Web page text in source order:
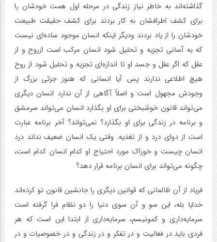
گذاشته‌اند به خاطر نیاز زندگی در مرحله اول همت خودشان را
برای کشف اطرافشان به کار بردند برای کشف حقیقت طبیعت
خودشان را از یاد بردند ودیگر اینکه انسان موجود ساده‌ای نیست
که به آسانی تجزیه و تحلیل شود انسان مرکب است ازروح و از
عقل که اگر عقل و جسد او تا اندازه‌ای تجزیه و تحلیل شود از روح
هیچ اطلاعی ندارند پس آیا انسانی که هنوز جزئی بزرگ از
وجودش مجهول است و اصلاً آگاهی از آن ندارد انسان دیگری
می‌تواند قانون خوشبختی برای او بگذارد انسان می‌تواند سرمشق
و برنامه در زندگی برای او بگذارد؟ نمی‌تواند؟ آخر برنامه عبارت
است از دوای درد و از تغذیه. وقتی یک انسان ضعیف نداند درد
انسان چیست و خوراک مورد احتیاج او کدام انسان کدام است،
چگونه می‌تواند برای انسان برنامه قرار دهد؟
فریاد از آن ظالمانی که قوانین دیگری را جانشین قانون تو کرده‌اند
خدایا بله، این سو و آن سوی دنیا را دو نظام فرا گرفته است
سرمایه‌داری و کمونیسم، سرمایه‌داری از ابتدا این است که هر
فردی باید در فعالیت و در تفکر و در زندگی و در خصوصیات و در